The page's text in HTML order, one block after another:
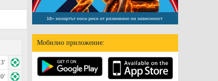
Мобилно приложение:
3'